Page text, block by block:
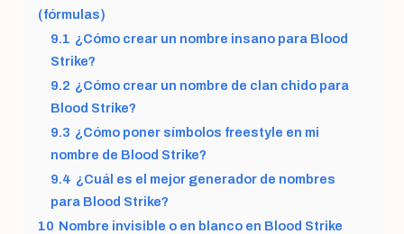
(fórmulas)
9.1 ¿Cómo crear un nombre insano para Blood
Strike?
9.2 ¿Cómo crear un nombre de clan chido para
Blood Strike?
9.3 ¿Cómo poner símbolos freestyle en mi
nombre de Blood Strike?
9.4 ¿Cuál es el mejor generador de nombres
para Blood Strike?
10 Nombre invisible o en blanco en Blood Strike